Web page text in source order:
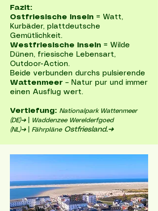
Fazit:
Ostfriesische Inseln = Watt,
Kurbäder, plattdeutsche
Gemütlichkeit.
Westfriesische Inseln = Wilde
Dünen, friesische Lebensart,
Outdoor-Action.
Beide verbunden durchs pulsierende
Wattenmeer – Natur pur und immer
einen Ausflug wert.
Vertiefung: Nationalpark Wattenmeer
(DE)➜
Waddenzee Werelderfgoed
(NL)➜
FährpläneOstfriesland.➜